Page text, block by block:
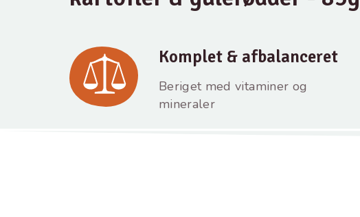
Komplet & afbalanceret
Beriget med vitaminer og
mineraler